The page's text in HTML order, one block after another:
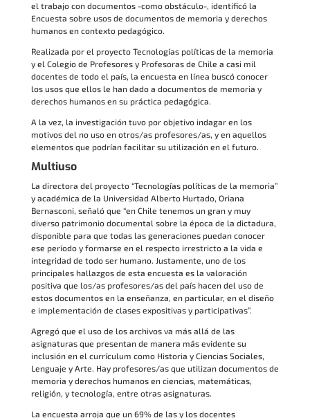
el trabajo con documentos -como obstáculo-, identificó la
Encuesta sobre usos de documentos de memoria y derechos
humanos en contexto pedagógico.
Realizada por el proyecto Tecnologías políticas de la memoria
y el Colegio de Profesores y Profesoras de Chile a casi mil
docentes de todo el país, la encuesta en línea buscó conocer
los usos que ellos le han dado a documentos de memoria y
derechos humanos en su práctica pedagógica.
A la vez, la investigación tuvo por objetivo indagar en los
motivos del no uso en otros/as profesores/as, y en aquellos
elementos que podrían facilitar su utilización en el futuro.
Multiuso
La directora del proyecto “Tecnologías políticas de la memoria”
y académica de la Universidad Alberto Hurtado, Oriana
Bernasconi, señaló que “en Chile tenemos un gran y muy
diverso patrimonio documental sobre la época de la dictadura,
disponible para que todas las generaciones puedan conocer
ese período y formarse en el respecto irrestricto a la vida e
integridad de todo ser humano. Justamente, uno de los
principales hallazgos de esta encuesta es la valoración
positiva que los/as profesores/as del país hacen del uso de
estos documentos en la enseñanza, en particular, en el diseño
e implementación de clases expositivas y participativas”.
Agregó que el uso de los archivos va más allá de las
asignaturas que presentan de manera más evidente su
inclusión en el currículum como Historia y Ciencias Sociales,
Lenguaje y Arte. Hay profesores/as que utilizan documentos de
memoria y derechos humanos en ciencias, matemáticas,
religión, y tecnología, entre otras asignaturas.
La encuesta arroja que un 69% de las y los docentes